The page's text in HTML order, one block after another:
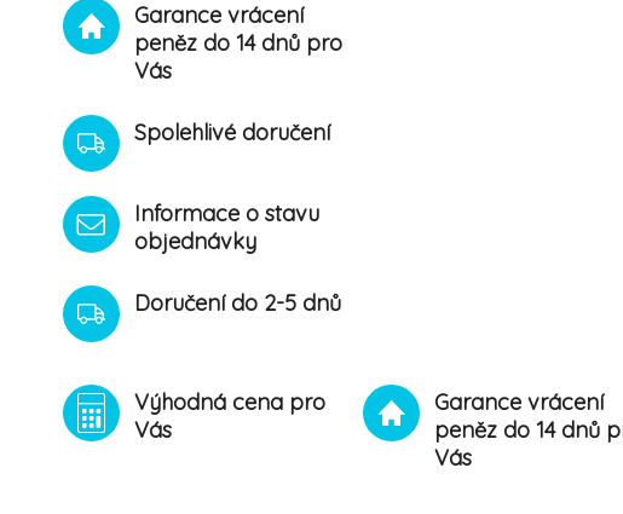
Garance vrácení
peněz do 14 dnů pro
Vás
Spolehlivé doručení
Informace o stavu
objednávky
Doručení do 2-5 dnů
Výhodná cena pro
Vás
Garance vrácení
peněz do 14 dnů
Vás